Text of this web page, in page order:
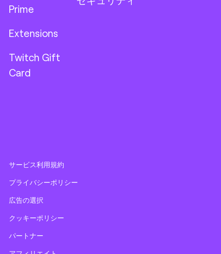
Prime
Extensions
Twitch Gift
Card
サービス利用規約
プライバシーポリシー
広告の選択
クッキーポリシー
パートナー